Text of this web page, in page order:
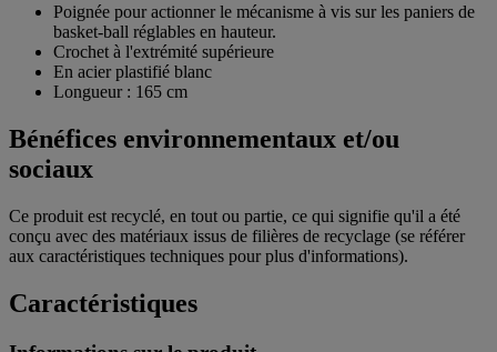
Poignée pour actionner le mécanisme à vis sur les paniers de
basket-ball réglables en hauteur.
Crochet à l'extrémité supérieure
En acier plastifié blanc
Longueur : 165 cm
Bénéfices environnementaux et/ou
sociaux
Ce produit est recyclé, en tout ou partie, ce qui signifie qu'il a été
conçu avec des matériaux issus de filières de recyclage (se référer
aux caractéristiques techniques pour plus d'informations).
Caractéristiques